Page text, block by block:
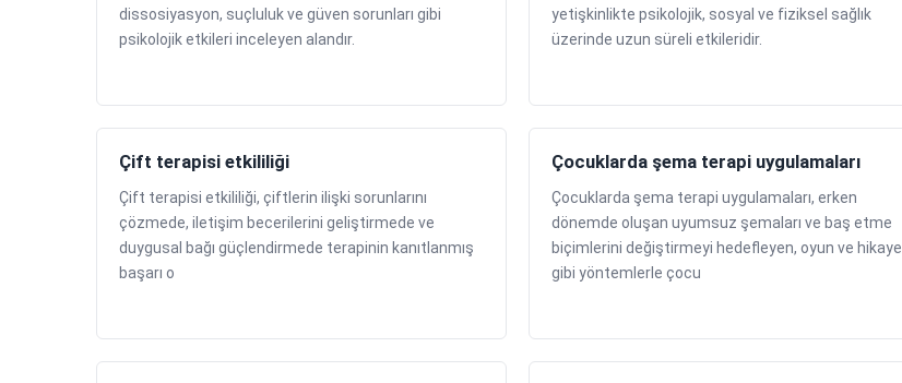
dissosiyasyon, suçluluk ve güven sorunları gibi
psikolojik etkileri inceleyen alandır.
yetişkinlikte psikolojik, sosyal ve fiziksel sağlık
üzerinde uzun süreli etkileridir.
Çift terapisi etkililiği
Çift terapisi etkililiği, çiftlerin ilişki sorunlarını
çözmede, iletişim becerilerini geliştirmede ve
duygusal bağı güçlendirmede terapinin kanıtlanmış
başarı o
Çocuklarda şema terapi uygulamaları
Çocuklarda şema terapi uygulamaları, erken
dönemde oluşan uyumsuz şemaları ve baş etme
biçimlerini değiştirmeyi hedefleyen, oyun ve hikaye
gibi yöntemlerle çocu